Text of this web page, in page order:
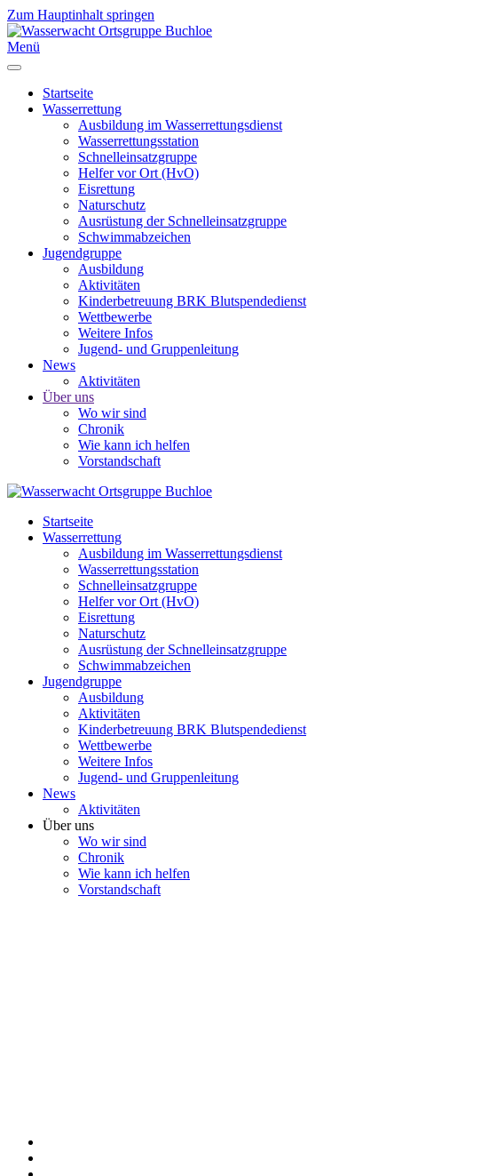
Zum Hauptinhalt springen
Menü
Startseite
Wasserrettung
Ausbildung im Wasserrettungsdienst
Wasserrettungsstation
Schnelleinsatzgruppe
Helfer vor Ort (HvO)
Eisrettung
Naturschutz
Ausrüstung der Schnelleinsatzgruppe
Schwimmabzeichen
Jugendgruppe
Ausbildung
Aktivitäten
Kinderbetreuung BRK Blutspendedienst
Wettbewerbe
Weitere Infos
Jugend- und Gruppenleitung
News
Aktivitäten
Über uns
Wo wir sind
Chronik
Wie kann ich helfen
Vorstandschaft
Startseite
Wasserrettung
Ausbildung im Wasserrettungsdienst
Wasserrettungsstation
Schnelleinsatzgruppe
Helfer vor Ort (HvO)
Eisrettung
Naturschutz
Ausrüstung der Schnelleinsatzgruppe
Schwimmabzeichen
Jugendgruppe
Ausbildung
Aktivitäten
Kinderbetreuung BRK Blutspendedienst
Wettbewerbe
Weitere Infos
Jugend- und Gruppenleitung
News
Aktivitäten
Über uns
Wo wir sind
Chronik
Wie kann ich helfen
Vorstandschaft